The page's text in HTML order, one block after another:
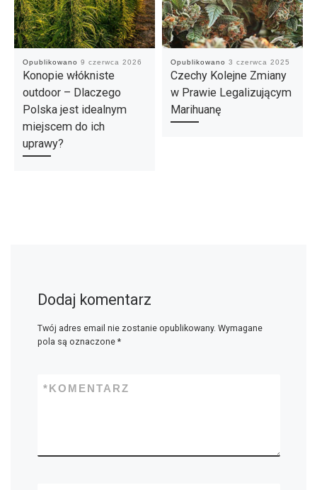
Opublikowano 9 czerwca 2026
Konopie włókniste
outdoor – Dlaczego
Polska jest idealnym
miejscem do ich
uprawy?
Opublikowano 3 czerwca 2025
Czechy Kolejne Zmiany
w Prawie Legalizującym
Marihuanę
Dodaj komentarz
Twój adres email nie zostanie opublikowany. Wymagane
pola są oznaczone *
KOMENTARZ
*